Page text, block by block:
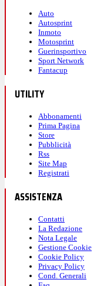
Auto
Autosprint
Inmoto
Motosprint
Guerinsportivo
Sport Network
Fantacup
UTILITY
Abbonamenti
Prima Pagina
Store
Pubblicità
Rss
Site Map
Registrati
ASSISTENZA
Contatti
La Redazione
Nota Legale
Gestione Cookie
Cookie Policy
Privacy Policy
Cond. Generali